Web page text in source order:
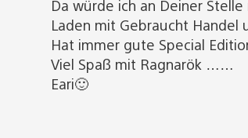
Da würde ich an Deiner
Laden mit Gebraucht Handel
Hat immer gute Special
Viel Spaß mit Ragnarök ……
Eari🙂